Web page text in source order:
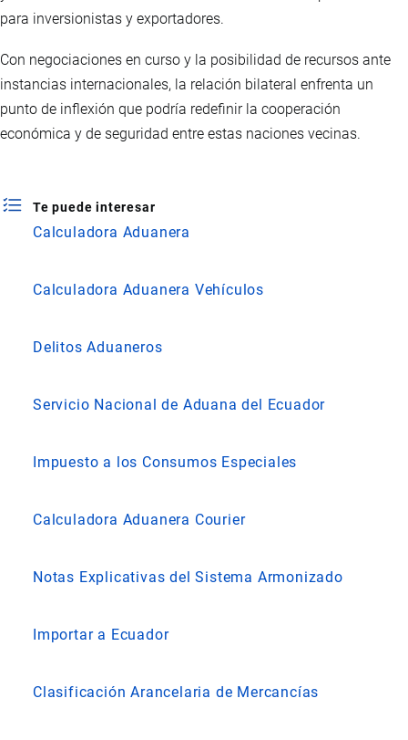
para inversionistas y exportadores.
Con negociaciones en curso y la posibilidad de recursos ante
instancias internacionales, la relación bilateral enfrenta un
punto de inflexión que podría redefinir la cooperación
económica y de seguridad entre estas naciones vecinas.
Te puede interesar
Calculadora Aduanera
Calculadora Aduanera Vehículos
Delitos Aduaneros
Servicio Nacional de Aduana del Ecuador
Impuesto a los Consumos Especiales
Calculadora Aduanera Courier
Notas Explicativas del Sistema Armonizado
Importar a Ecuador
Clasificación Arancelaria de Mercancías